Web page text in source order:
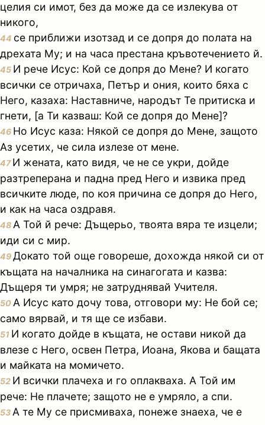
целия си имот, без да може да се излекува от
никого,
44 се приближи изотзад и се допря до полата на
дрехата Му; и на часа престана кръвотечението й.
45 И рече Исус: Кой се допря до Мене? И когато
всички се отричаха, Петър и ония, които бяха с
Него, казаха: Наставниче, народът Те притиска и
гнети, [а Ти казваш: Кой се допря до Мене]?
46 Но Исус каза: Някой се допря до Мене, защото
Аз усетих, че сила излезе от мене.
47И жената, като видя, че не се укри, дойде
разтреперана и падна пред Него и извика пред
всичките люде, по коя причина се допря до Него,
и как на часа оздравя.
48 А Той й рече: Дъщерьо, твоята вяра те изцели;
иди си с мир.
49Докато той още говореше, дохожда някой си от
къщата на началника на синагогата и казва:
Дъщеря ти умря; не затруднявай Учителя.
50 А Исус като дочу това, отговори му: Не бой се;
само вярвай, и тя ще се избави.
51 И когато дойде в къщата, не остави никой да
влезе с Него, освен Петра, Иоана, Якова и бащата
и майката на момичето.
52 И всички плачеха и го оплакваха. А Той им
рече: Не плачете; защото не е умряло, а спи.
53 А те Му се присмиваха, понеже знаеха, че е